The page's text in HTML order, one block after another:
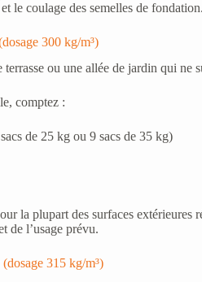
le coulage des semelles de fondation.
300 kg/m³)
ou une allée de jardin qui ne
comptez :
de 25 kg ou 9 sacs de 35 kg)
la plupart des surfaces extérieures
de l’usage prévu.
315 kg/m³)